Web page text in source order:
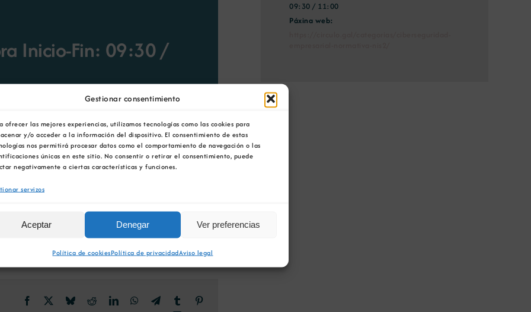
Gestionar consentimiento
ofrecer las mejores experiencias, utilizamos tecnologías como las cookies para
y/o acceder a la información del dispositivo. El consentimiento de estas
nos permitirá procesar datos como el comportamiento de navegación o las
únicas en este sitio. No consentir o retirar el consentimiento, puede
negativamente a ciertas características y funciones.
servizos
Aceptar Denegar Ver preferencias
Política de cookiesPolítica de privacidadAviso legal
Inicio-Fin: 09:30/
crecentesameazas cibernéticase cumprir
híbridoque organiza2KSystems,en
de Galicia.
Facebook BlueskyRedditLinkedInWhatsApp
TelegramTumblr
09:30 / 11:00
Páxina web: